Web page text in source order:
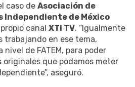
caso de Asociación de
Independiente de México
canal XTi TV. “Igualmente
trabajando en ese tema,
de FATEM, para poder
que podamos meter
aseguró.